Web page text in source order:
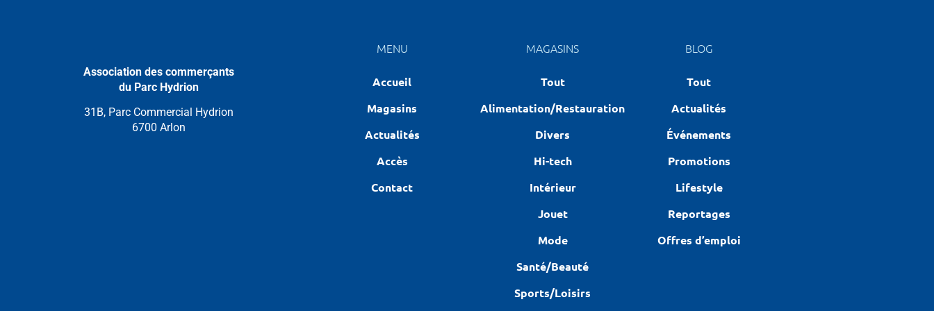
Association des commerçants
du Parc Hydrion
31B, Parc Commercial Hydrion
6700 Arlon
MENU
Accueil
Magasins
Actualités
Accès
Contact
MAGASINS
Tout
Alimentation/Restauration
Divers
Hi-tech
Intérieur
Jouet
Mode
Santé/Beauté
Sports/Loisirs
BLOG
Tout
Actualités
Événements
Promotions
Lifestyle
Reportages
Offres d’emploi